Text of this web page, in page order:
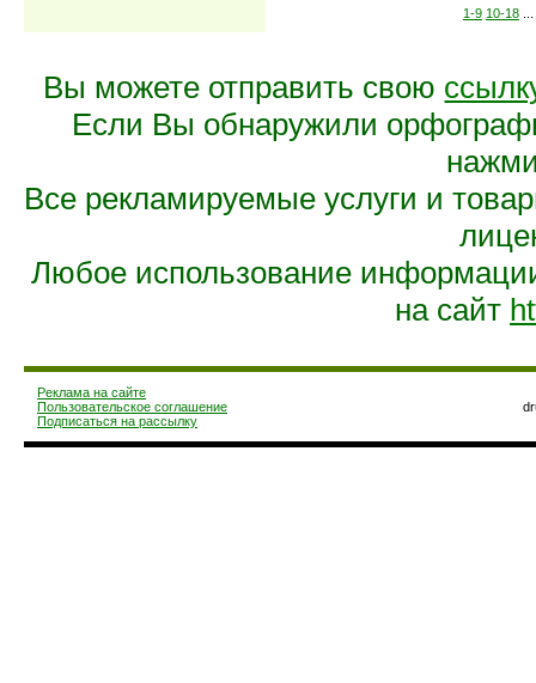
1-9 10-18
Вы можете отправить свою
Если Вы обнаружили
Все рекламируемые услуги и
Любое использование
на сайт
Реклама на сайте
Пользовательское соглашение
Подписаться на рассылку